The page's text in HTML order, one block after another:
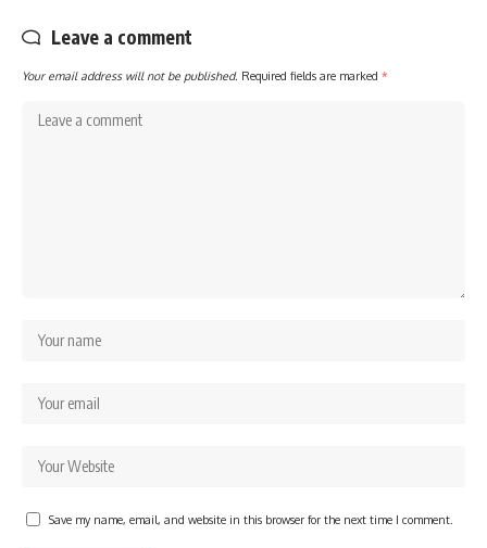
Leave a comment
Your email address will not be published. Required fields are marked *
Save my name, email, and website in this browser for the next time I comment.